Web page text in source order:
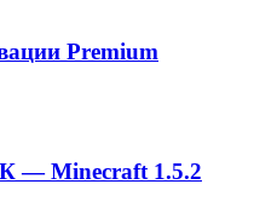
Premium
— Minecraft 1.5.2